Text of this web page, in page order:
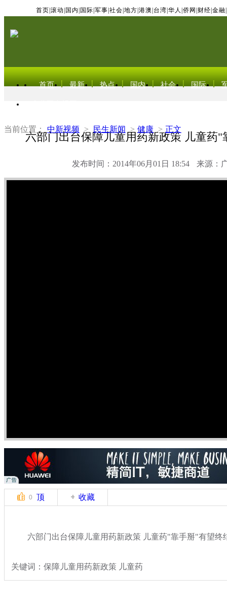
首页 滚动 国内 国际 军事 社会 地方 港澳 台湾 华人 侨网 财经 金融
首页 最新 热点 国内 社会 国际
当前位置： 中新视频 > 民生新闻 > 健康 > 正文
六部门出台保障儿童用药新政策 儿童药"
发布时间：2014年06月01日 18:54 来源：
0 顶 收藏
六部门出台保障儿童用药新政策 儿童药"靠手掰"有望终
关键词：保障儿童用药新政策 儿童药